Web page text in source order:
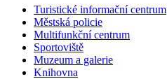
Turistické informační centrum
Městská policie
Multifunkční centrum
Sportoviště
Muzeum a galerie
Knihovna